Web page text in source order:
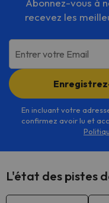
Abonnez-vous à
recevez les
Entrer votre Email
En incluant votre
confirmez avoir lu et
L'état des pistes